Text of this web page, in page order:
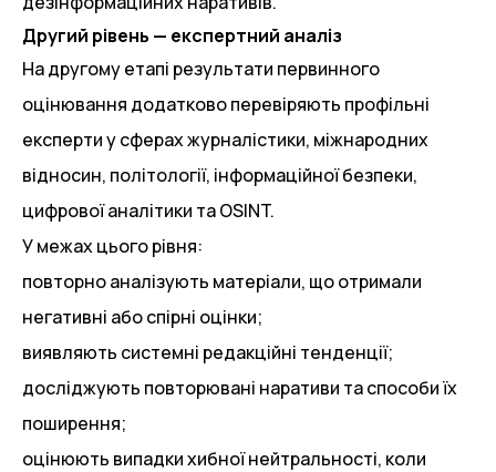
Другий рівень — експертний аналіз
На другому етапі результати первинного
оцінювання додатково перевіряють профільні
експерти у сферах журналістики, міжнародних
відносин, політології, інформаційної безпеки,
цифрової аналітики та OSINT.
У межах цього рівня:
повторно аналізують матеріали, що отримали
негативні або спірні оцінки;
виявляють системні редакційні тенденції;
досліджують повторювані наративи та способи їх
поширення;
оцінюють випадки хибної нейтральності, коли